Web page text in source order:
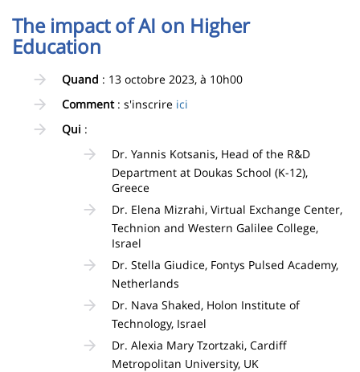
The impact of AI on Higher
Education
Quand : 13 octobre 2023, à 10h00
Comment : s'inscrire ici
Qui :
Dr. Yannis Kotsanis, Head of the R&D
Department at Doukas School (K-12),
Greece
Dr. Elena Mizrahi, Virtual Exchange Center,
Technion and Western Galilee College,
Israel
Dr. Stella Giudice, Fontys Pulsed Academy,
Netherlands
Dr. Nava Shaked, Holon Institute of
Technology, Israel
Dr. Alexia Mary Tzortzaki, Cardiff
Metropolitan University, UK